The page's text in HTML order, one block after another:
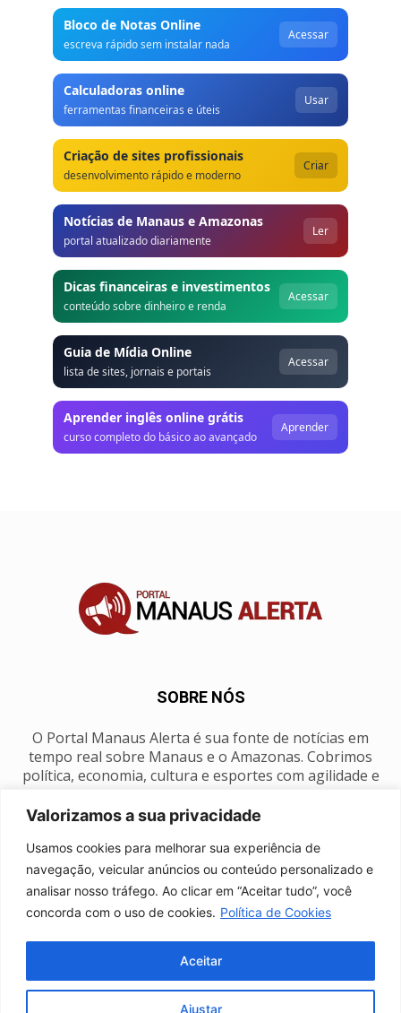
Valorizamos a sua privacidade
Usamos cookies para melhorar sua experiência de
navegação, veicular anúncios ou conteúdo personalizado e
analisar nosso tráfego. Ao clicar em “Aceitar tudo”, você
concorda com o uso de cookies. Política de Cookies
Ajustar
Aceitar
Bloco de Notas Online
escreva rápido sem instalar nada
Acessar
Calculadoras online
ferramentas financeiras e úteis
Usar
Criação de sites profissionais
desenvolvimento rápido e moderno
Criar
Notícias de Manaus e Amazonas
portal atualizado diariamente
Ler
Dicas financeiras e investimentos
conteúdo sobre dinheiro e renda
Acessar
Guia de Mídia Online
lista de sites, jornais e portais
Acessar
Aprender inglês online grátis
curso completo do básico ao avançado
Aprender
SOBRE NÓS
O Portal Manaus Alerta é sua fonte de notícias em
tempo real sobre Manaus e o Amazonas. Cobrimos
política, economia, cultura e esportes com agilidade e
SIGA-NOS